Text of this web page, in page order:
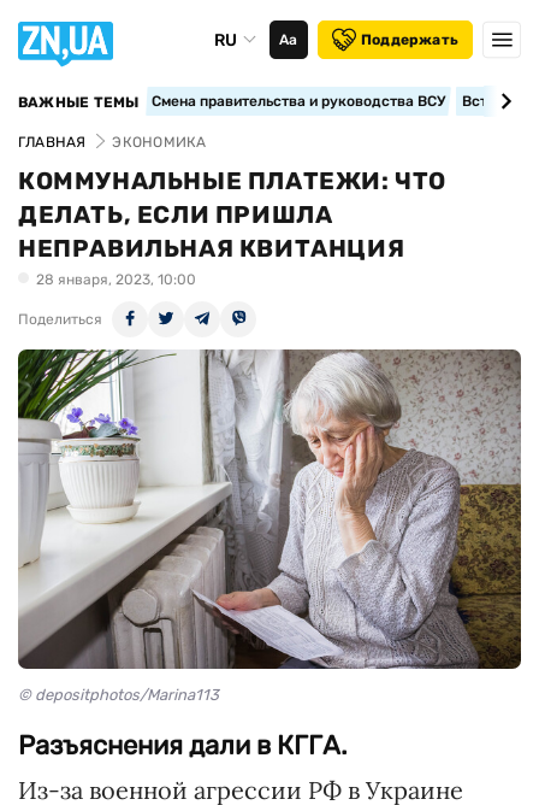
RU Аа Поддержать
ВАЖНЫЕ ТЕМЫ Смена правительства и руководства ВСУ
ГЛАВНАЯ ЭКОНОМИКА
КОММУНАЛЬНЫЕ ПЛАТЕЖИ: ЧТО
ДЕЛАТЬ, ЕСЛИ ПРИШЛА
НЕПРАВИЛЬНАЯ КВИТАНЦИЯ
28 января, 2023, 10:00
Поделиться
© depositphotos/Marina113
Разъяснения дали в КГГА.
Из-за военной агрессии РФ в Украине